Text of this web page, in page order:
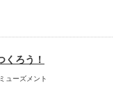
くろう！
ューズメント